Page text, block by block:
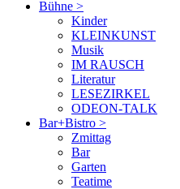
Bühne >
Kinder
KLEINKUNST
Musik
IM RAUSCH
Literatur
LESEZIRKEL
ODEON-TALK
Bar+Bistro >
Zmittag
Bar
Garten
Teatime